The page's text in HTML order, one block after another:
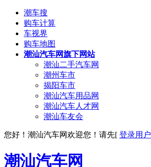
潮车搜
购车计算
车视界
购车地图
潮汕汽车网旗下网站
潮汕二手汽车网
潮州车市
揭阳车市
潮汕汽车用品网
潮汕汽车人才网
潮汕车友会
您好！ 潮汕汽车网欢迎您！请先[ 登录用户
潮汕汽车网